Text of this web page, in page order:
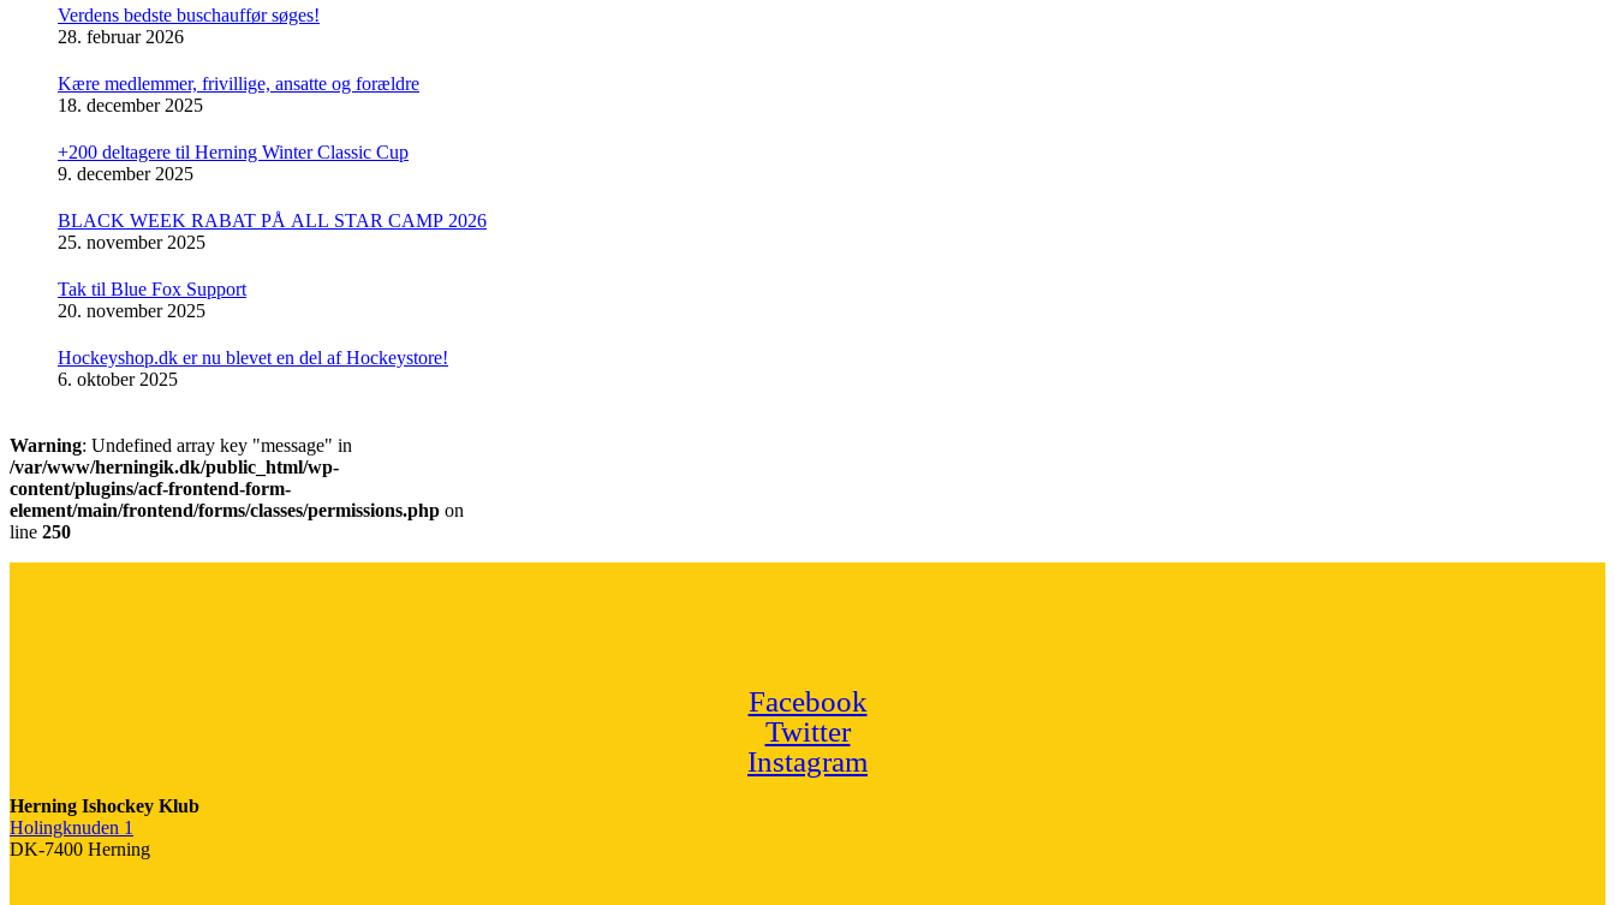
Verdens bedste buschauffør søges!
28. februar 2026
Kære medlemmer, frivillige, ansatte og forældre
18. december 2025
+200 deltagere til Herning Winter Classic Cup
9. december 2025
BLACK WEEK RABAT PÅ ALL STAR CAMP 2026
25. november 2025
Tak til Blue Fox Support
20. november 2025
Hockeyshop.dk er nu blevet en del af Hockeystore!
6. oktober 2025
Warning: Undefined array key "message" in
/var/www/herningik.dk/public_html/wp-
content/plugins/acf-frontend-form-
element/main/frontend/forms/classes/permissions.php on
line 250
Facebook
Twitter
Instagram
Herning Ishockey Klub
Holingknuden 1
DK-7400 Herning